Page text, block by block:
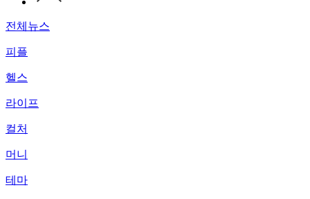
전체뉴스
피플
헬스
라이프
컬처
머니
테마